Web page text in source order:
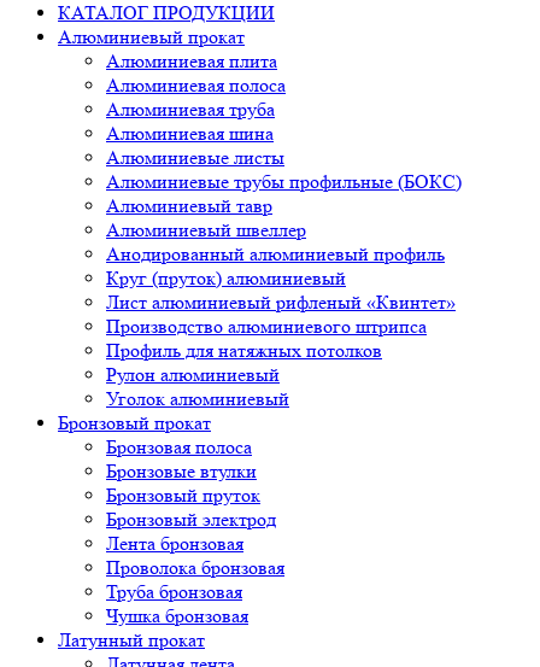
КАТАЛОГ ПРОДУКЦИИ
Алюминиевый прокат
Алюминиевая плита
Алюминиевая полоса
Алюминиевая труба
Алюминиевая шина
Алюминиевые листы
Алюминиевые трубы профильные (БОКС)
Алюминиевый тавр
Алюминиевый швеллер
Анодированный алюминиевый профиль
Круг (пруток) алюминиевый
Лист алюминиевый рифленый «Квинтет»
Производство алюминиевого штрипса
Профиль для натяжных потолков
Рулон алюминиевый
Уголок алюминиевый
Бронзовый прокат
Бронзовая полоса
Бронзовые втулки
Бронзовый пруток
Бронзовый электрод
Лента бронзовая
Проволока бронзовая
Труба бронзовая
Чушка бронзовая
Латунный прокат